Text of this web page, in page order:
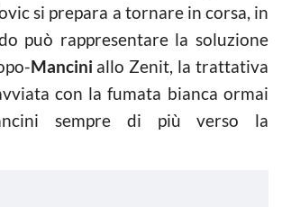
si prepara a tornare in corsa, in
può rappresentare la soluzione
Mancini allo Zenit, la trattativa
con la fumata bianca ormai
sempre di più verso la